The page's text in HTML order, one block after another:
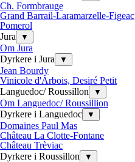
Ch. Formbrauge
Grand Barrail-Laramarzelle-Figeac
Pomerol
Jura
▼
Om Jura
Dyrkere i Jura
▼
Jean Bourdy
Vinicole d'Arbois, Desiré Petit
Languedoc/ Roussillon
▼
Om Languedoc/ Roussillion
Dyrkere i Languedoc
▼
Domaines Paul Mas
Château La Clotte-Fontane
Château Trèviac
Dyrkere i Roussillon
▼